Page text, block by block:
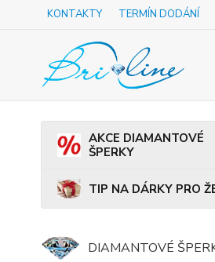
KONTAKTY TERMÍN DODÁNÍ
AKCE DIAMANTOVÉ
ŠPERKY
TIP NA DÁRKY PRO
DIAMANTOVÉ